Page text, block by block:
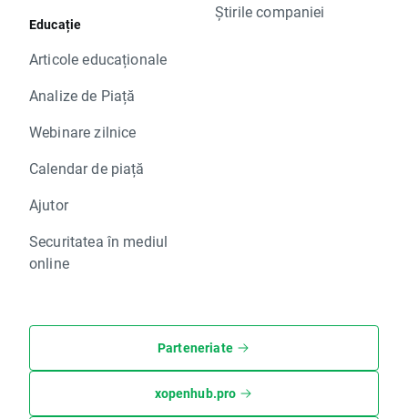
Educație
Articole educaționale
Analize de Piață
Webinare zilnice
Calendar de piață
Ajutor
Securitatea în mediul
online
Știrile companiei
Parteneriate
xopenhub.pro